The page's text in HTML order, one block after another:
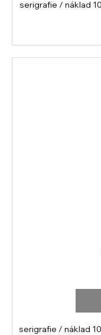
serigrafie / náklad
serigrafie / náklad